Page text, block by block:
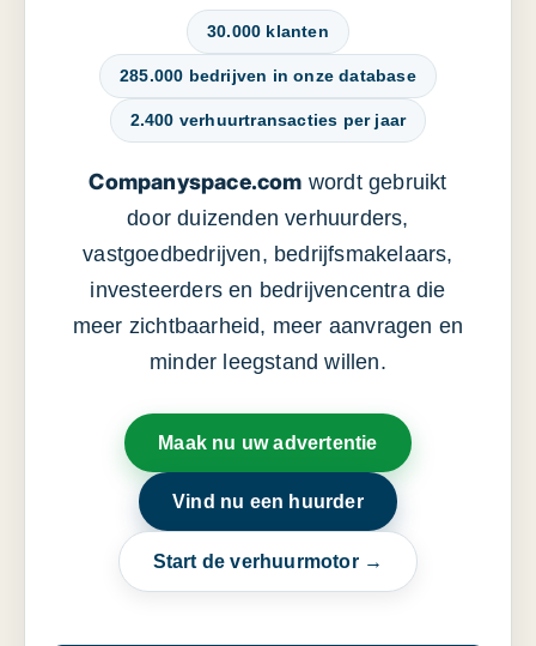
30.000 klanten
285.000 bedrijven in onze database
2.400 verhuurtransacties per jaar
Companyspace.com wordt gebruikt
door duizenden verhuurders,
vastgoedbedrijven, bedrijfsmakelaars,
investeerders en bedrijvencentra die
meer zichtbaarheid, meer aanvragen en
minder leegstand willen.
Maak nu uw advertentie
Vind nu een huurder
Start de verhuurmotor →